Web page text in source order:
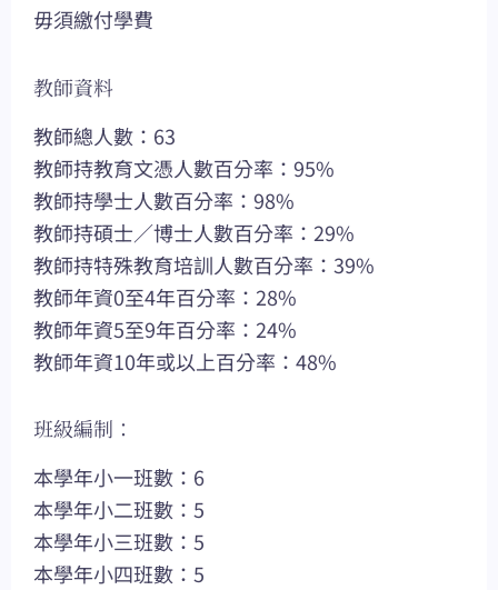
毋須繳付學費
教師資料
教師總人數：63
教師持教育文憑人數百分率：95%
教師持學士人數百分率：98%
教師持碩士／博士人數百分率：29%
教師持特殊教育培訓人數百分率：39%
教師年資0至4年百分率：28%
教師年資5至9年百分率：24%
教師年資10年或以上百分率：48%
班級編制：
本學年小一班數：6
本學年小二班數：5
本學年小三班數：5
本學年小四班數：5